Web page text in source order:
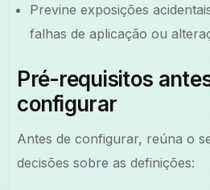
Previne exposições
falhas de aplicação ou
Pré-requisitos
configurar
Antes de configurar, reúna o
decisões sobre as definições: